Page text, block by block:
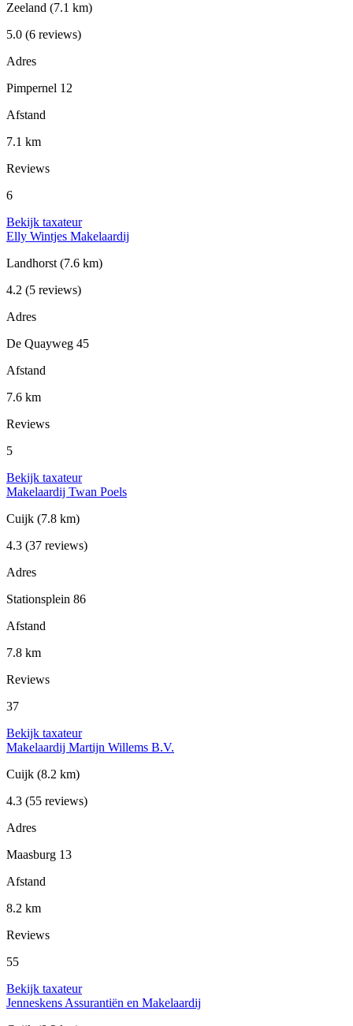
Zeeland (7.1 km)
5.0 (6 reviews)
Adres
Pimpernel 12
Afstand
7.1 km
Reviews
6
Bekijk taxateur
Elly Wintjes Makelaardij
Landhorst (7.6 km)
4.2 (5 reviews)
Adres
De Quayweg 45
Afstand
7.6 km
Reviews
5
Bekijk taxateur
Makelaardij Twan Poels
Cuijk (7.8 km)
4.3 (37 reviews)
Adres
Stationsplein 86
Afstand
7.8 km
Reviews
37
Bekijk taxateur
Makelaardij Martijn Willems B.V.
Cuijk (8.2 km)
4.3 (55 reviews)
Adres
Maasburg 13
Afstand
8.2 km
Reviews
55
Bekijk taxateur
Jenneskens Assurantiën en Makelaardij